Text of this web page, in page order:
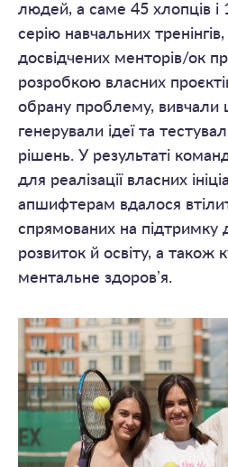
людей, а саме 45 хлопців і
серію навчальних
досвідчених менторів/ок
розробкою власних
обрану проблему, вивчали
генерували ідеї та
рішень. У результаті
для реалізації власних
апшифтерам вдалося
спрямованих на підтримку
розвиток й освіту, а також
ментальне здоровʼя.